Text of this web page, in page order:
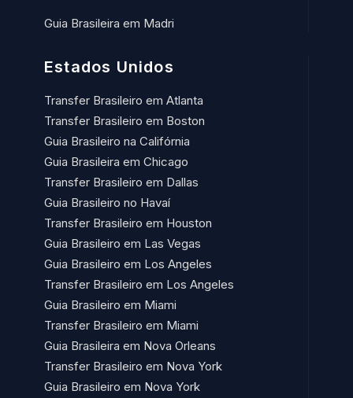
Guia Brasileira em Madri
Estados Unidos
Transfer Brasileiro em Atlanta
Transfer Brasileiro em Boston
Guia Brasileiro na Califórnia
Guia Brasileira em Chicago
Transfer Brasileiro em Dallas
Guia Brasileiro no Havaí​
Transfer Brasileiro em Houston
Guia Brasileiro em Las Vegas
Guia Brasileiro em Los Angeles
Transfer Brasileiro em Los Angeles
Guia Brasileiro em Miami
Transfer Brasileiro em Miami
Guia Brasileira em Nova Orleans
Transfer Brasileiro em Nova York
Guia Brasileiro em Nova York